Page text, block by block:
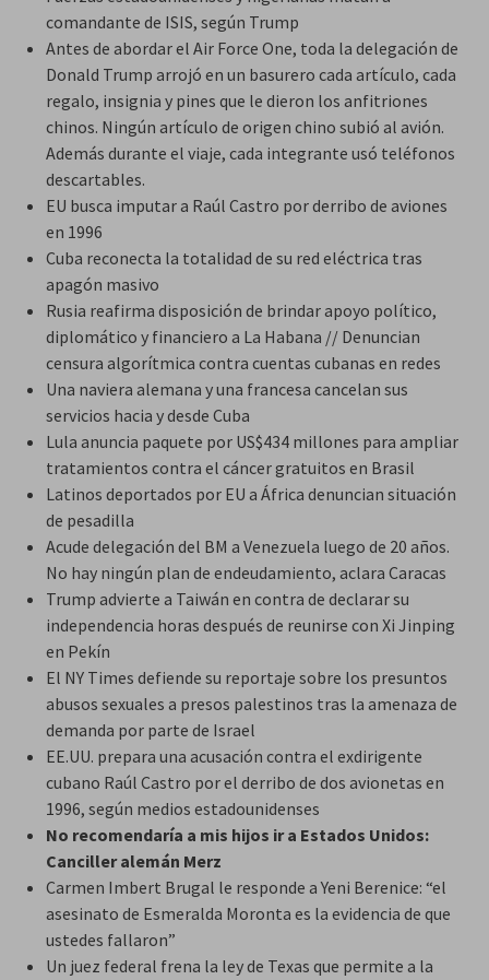
comandante de ISIS, según Trump
Antes de abordar el Air Force One, toda la delegación de
Donald Trump arrojó en un basurero cada artículo, cada
regalo, insignia y pines que le dieron los anfitriones
chinos. Ningún artículo de origen chino subió al avión.
Además durante el viaje, cada integrante usó teléfonos
descartables.
EU busca imputar a Raúl Castro por derribo de aviones
en 1996
Cuba reconecta la totalidad de su red eléctrica tras
apagón masivo
Rusia reafirma disposición de brindarapoyo político,
diplomático y financiero a La Habana // Denuncian
censura algorítmica contra cuentas cubanas en redes
Una naviera alemana y una francesa cancelan sus
servicios hacia y desde Cuba
Lula anuncia paquete por US$434 millones para ampliar
tratamientos contra el cáncer gratuitos en Brasil
Latinos deportados por EU a África denuncian situación
de pesadilla
Acude delegación del BM a Venezuela luego de 20 años.
No hay ningún plan de endeudamiento, aclara Caracas
Trump advierte a Taiwán en contra de declarar su
independencia horas después de reunirse con Xi Jinping
en Pekín
El NY Times defiende su reportaje sobre los presuntos
abusos sexuales a presos palestinos tras la amenaza de
demanda por parte de Israel
EE.UU. prepara una acusación contra el exdirigente
cubano Raúl Castro por el derribo de dos avionetas en
1996, según medios estadounidenses
No recomendaría a mis hijos ir a Estados Unidos:
Canciller alemán Merz
Carmen Imbert Brugal le responde a Yeni Berenice: “el
asesinato de Esmeralda Moronta es la evidencia de que
ustedes fallaron”
Un juez federal frena la ley de Texas que permite a la